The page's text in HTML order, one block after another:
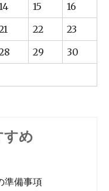
15
16
22
23
29
30
すめ
準備事項